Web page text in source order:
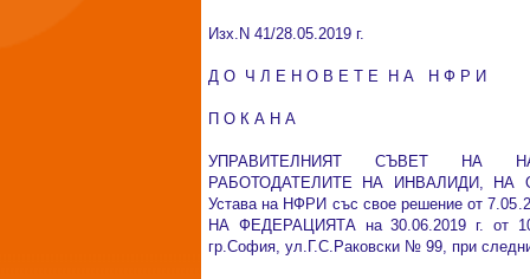
Изх.N 41/28.05.2019 г.
Д О Ч Л Е Н О В Е Т Е Н А Н Ф Р И
П О К А Н А
УПРАВИТЕЛНИЯТ СЪВЕТ НА
РАБОТОДАТЕЛИТЕ НА ИНВАЛИДИ, НА
Устава на НФРИ със свое решение от
НА ФЕДЕРАЦИЯТА на 30.06.2019 г. от
гр.София, ул.Г.С.Раковски № 99, при